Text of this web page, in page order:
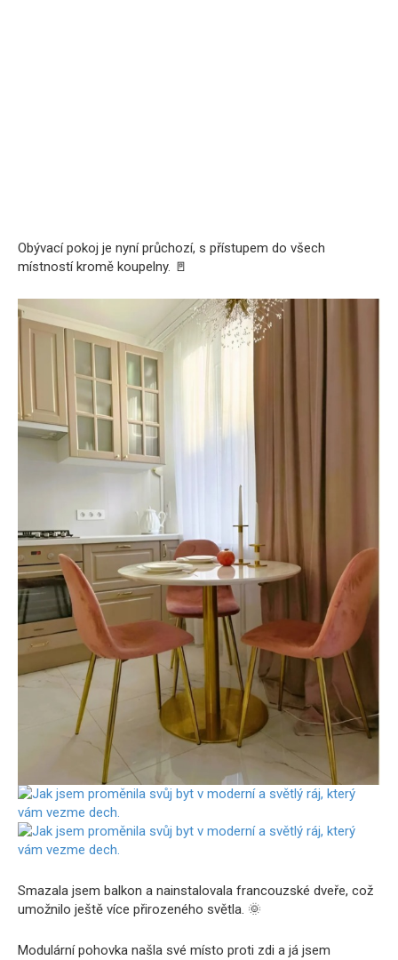
Obývací pokoj je nyní průchozí, s přístupem do všech
místností kromě koupelny. 🚪
Smazala jsem balkon a nainstalovala francouzské dveře, což
umožnilo ještě více přirozeného světla. 🌞
Modulární pohovka našla své místo proti zdi a já jsem